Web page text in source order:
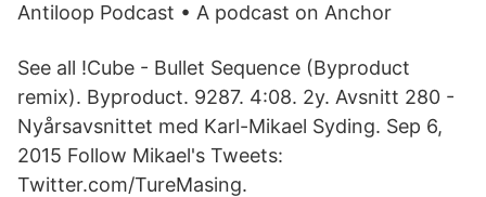
Antiloop Podcast • A podcast on Anchor
See all !Cube - Bullet Sequence (Byproduct
remix). Byproduct. 9287. 4:08. 2y. Avsnitt 280 -
Nyårsavsnittet med Karl-Mikael Syding. Sep 6,
2015 Follow Mikael's Tweets:
Twitter.com/TureMasing.